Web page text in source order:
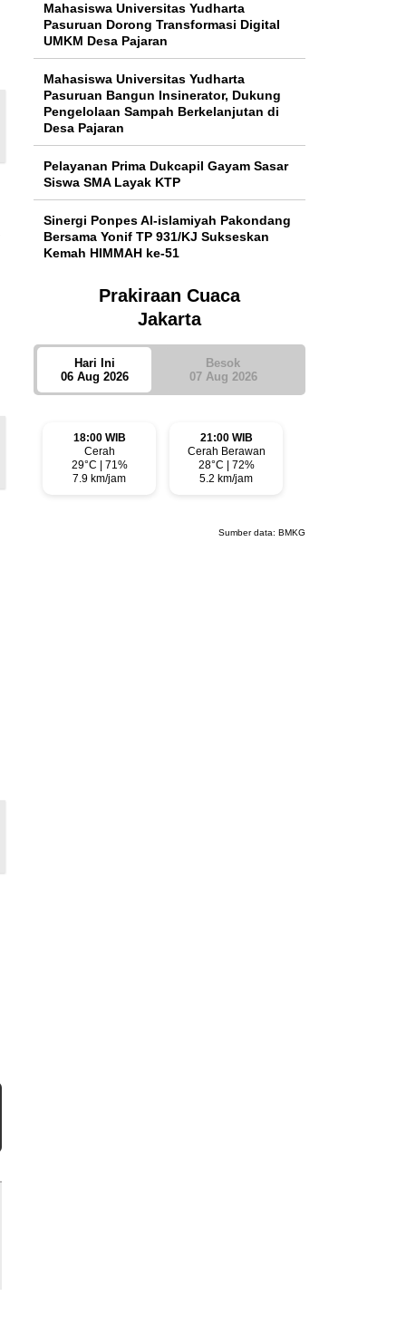
Mahasiswa Universitas Yudharta
Pasuruan Dorong Transformasi Digital
UMKM Desa Pajaran
Mahasiswa Universitas Yudharta
Pasuruan Bangun Insinerator, Dukung
Pengelolaan Sampah Berkelanjutan di
Desa Pajaran
Pelayanan Prima Dukcapil Gayam Sasar
Siswa SMA Layak KTP
Sinergi Ponpes Al-islamiyah Pakondang
Bersama Yonif TP 931/KJ Sukseskan
Kemah HIMMAH ke-51
Prakiraan Cuaca
Jakarta
Hari Ini
06 Aug 2026
Besok
07 Aug 2026
18:00 WIB
Cerah
29°C | 71%
7.9 km/jam
21:00 WIB
Cerah Berawan
28°C | 72%
5.2 km/jam
Sumber data: BMKG